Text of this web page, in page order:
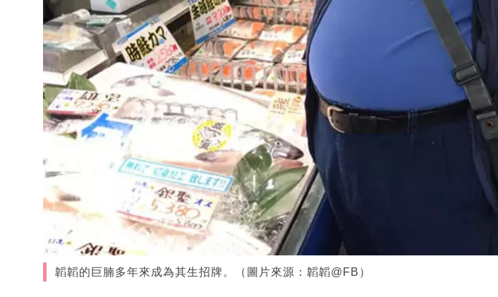
韜韜的巨腩多年來成為其生招牌。（圖片來源：韜韜@FB）